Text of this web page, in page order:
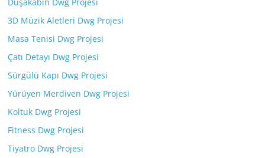
3D Müzik Aletleri Dwg Projesi
Masa Tenisi Dwg Projesi
Çatı Detayı Dwg Projesi
Sürgülü Kapı Dwg Projesi
Yürüyen Merdiven Dwg Projesi
Koltuk Dwg Projesi
Fitness Dwg Projesi
Tiyatro Dwg Projesi